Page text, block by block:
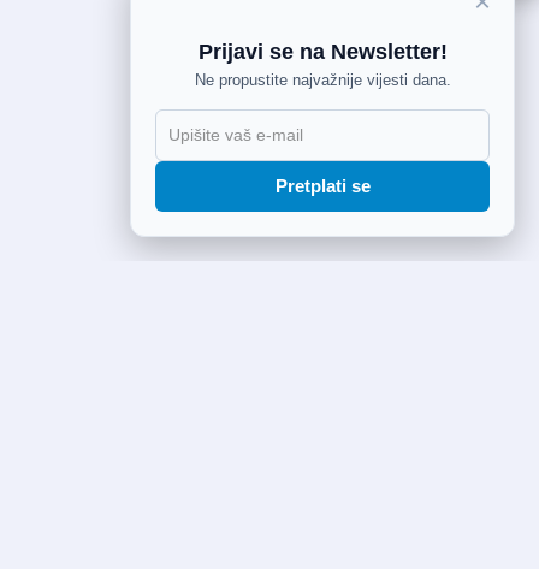
Prijavi se na Newsletter!
Ne propustite najvažnije vijesti dana.
Pretplati se